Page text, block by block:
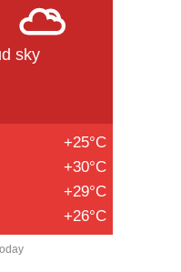
sky
+25°C
+30°C
+29°C
+26°C